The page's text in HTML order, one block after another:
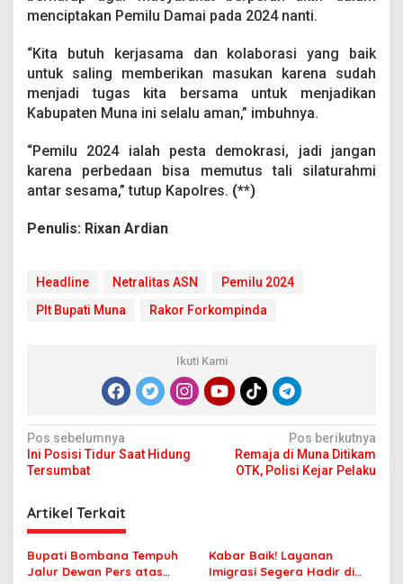
2
2
4
menciptakan Pemilu Damai pada 2024 nanti.
“Kita butuh kerjasama dan kolaborasi yang baik
untuk saling memberikan masukan karena sudah
menjadi tugas kita bersama untuk menjadikan
Kabupaten Muna ini selalu aman,” imbuhnya.
“Pemilu 2024 ialah pesta demokrasi, jadi jangan
karena perbedaan bisa memutus tali silaturahmi
antar sesama,” tutup Kapolres. (**)
Penulis: Rixan Ardian
Headline Netralitas ASN
Pemilu 2024
Plt Bupati Muna
Rakor Forkompinda
Ikuti Kami
N
a
i
g
a
Pos sebelumnya
Ini Posisi Tidur Saat Hidung
Tersumbat
Pos berikutnya
Remaja di Muna Ditikam
OTK, Polisi Kejar Pelaku
Artikel Terkait
Bupati Bombana Tempuh
Jalur Dewan Pers atas
Kabar Baik! Layanan
Imigrasi Segera Hadir di